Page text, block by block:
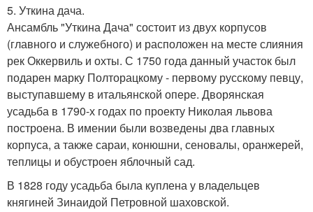
5. Уткина дача.
Ансамбль "Уткина Дача" состоит из двух корпусов
(главного и служебного) и расположен на месте слияния
рек Оккервиль и охты. С 1750 года данный участок был
подарен марку Полторацкому - первому русскому певцу,
выступавшему в итальянской опере. Дворянская
усадьба в 1790-х годах по проекту Николая львова
построена. В имении были возведены два главных
корпуса, а также сараи, конюшни, сеновалы, оранжерей,
теплицы и обустроен яблочный сад.
В 1828 году усадьба была куплена у владельцев
княгиней Зинаидой Петровной шаховской.